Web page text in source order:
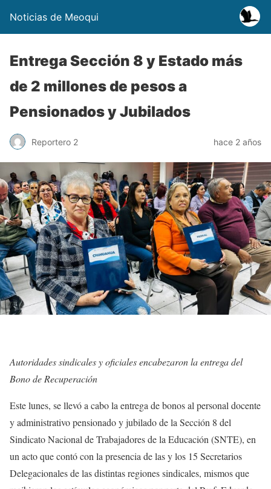
Noticias de Meoqui
Entrega Sección 8 y Estado más
de 2 millones de pesos a
Pensionados y Jubilados
Reportero 2 hace 2 años
Autoridades sindicales y oficiales encabezaron la entrega del
Bono de Recuperación
Este lunes, se llevó a cabo la entrega de bonos al personal docente
y administrativo pensionado y jubilado de la Sección 8 del
Sindicato Nacional de Trabajadores de la Educación (SNTE), en
un acto que contó con la presencia de las y los 15 Secretarios
Delegacionales de las distintas regiones sindicales, mismos que